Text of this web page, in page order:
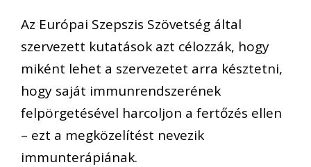
Az Európai Szepszis Szövetség által
szervezett kutatások azt célozzák, hogy
miként lehet a szervezetet arra késztetni,
hogy saját immunrendszerének
felpörgetésével harcoljon a fertőzés ellen
– ezt a megközelítést nevezik
immunterápiának.